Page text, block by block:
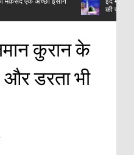
की ज़बानी
कुरान के
डरता भी